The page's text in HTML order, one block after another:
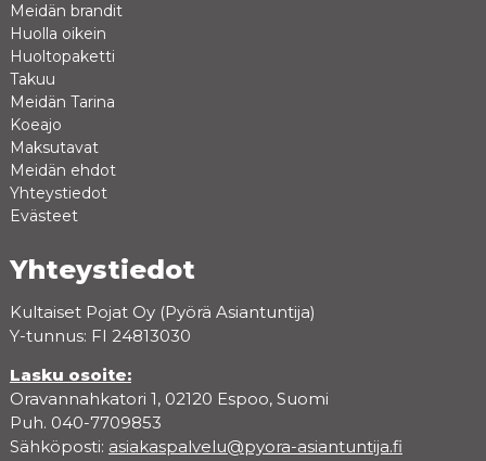
Meidän brandit
Huolla oikein
Huoltopaketti
Takuu
Meidän Tarina
Koeajo
Maksutavat
Meidän ehdot
Yhteystiedot
Evästeet
Yhteystiedot
Kultaiset Pojat Oy (Pyörä Asiantuntija)
Y-tunnus: FI 24813030
Lasku osoite:
Oravannahkatori 1, 02120 Espoo, Suomi
Puh. 040-7709853
Sähköposti: asiakaspalvelu@pyora-asiantuntija.fi